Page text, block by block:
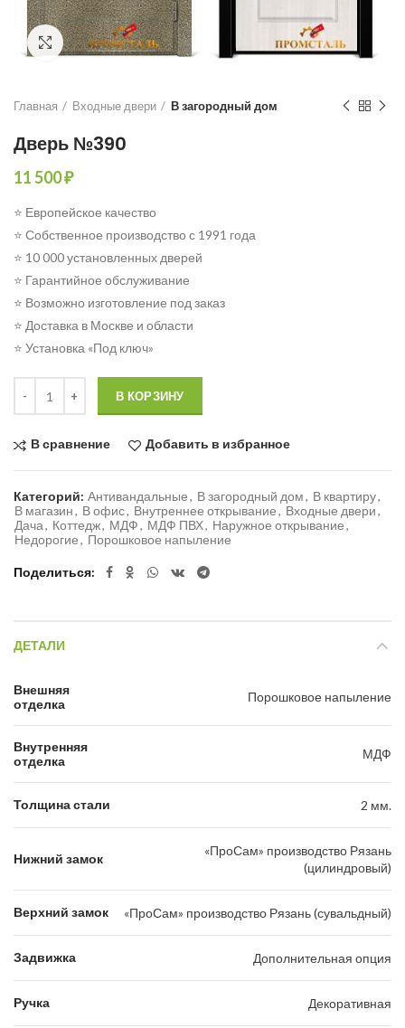
Click to enlarge
Главная Входные двери В загородный дом
Дверь №390
11 500₽
⭐ Европейское качество
⭐ Собственное производство с 1991 года
⭐ 10 000 установленных дверей
⭐ Гарантийное обслуживание
⭐ Возможно изготовление под заказ
⭐ Доставка в Москве и области
⭐ Установка «Под ключ»
В КОРЗИНУ
В сравнение Добавить в избранное
Категорий: Антивандальные, В загородный дом, В квартиру,
В магазин, В офис, Внутреннее открывание, Входные двери,
Дача, Коттедж, МДФ, МДФ ПВХ, Наружное открывание,
Недорогие, Порошковое напыление
Поделиться
ДЕТАЛИ
Внешняя
отделка
Порошковое напыление
Внутренняя
отделка
МДФ
Толщина стали 2 мм.
Нижний замок
«ПроСам» производство Рязань
(цилиндровый)
Верхний замок «ПроСам» производство Рязань (сувальдный)
Задвижка Дополнительная опция
Ручка Декоративная